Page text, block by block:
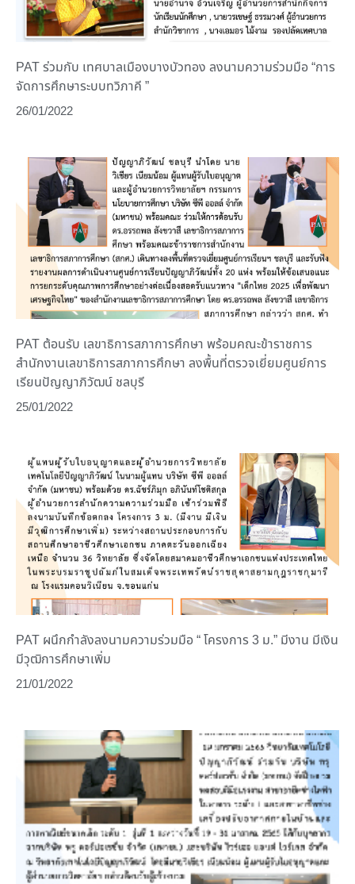
PAT ร่วมกับ เทศบาลเมืองบางบัวทอง ลงนามความร่วมมือ “การ
จัดการศึกษาระบบทวิภาคี ”
26/01/2022
PAT ต้อนรับ เลขาธิการสภาการศึกษา พร้อมคณะข้าราชการ
สำนักงานเลขาธิการสภาการศึกษา ลงพื้นที่ตรวจเยี่ยมศูนย์การ
เรียนปัญญาภิวัฒน์ ชลบุรี
25/01/2022
PAT ผนึกกำลังลงนามความร่วมมือ “ โครงการ 3 ม.” มีงาน มีเงิน
มีวุฒิการศึกษาเพิ่ม
21/01/2022